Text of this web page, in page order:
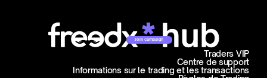
Join campaign
Centre de support
Informations sur le trading et les transactions
Traders VIP